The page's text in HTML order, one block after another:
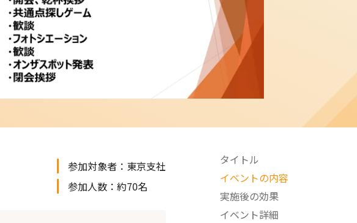
参加対象者： 東京支社
参加人数： 約70名
タイトル
イベントの内容
実施後の効果
イベント詳細